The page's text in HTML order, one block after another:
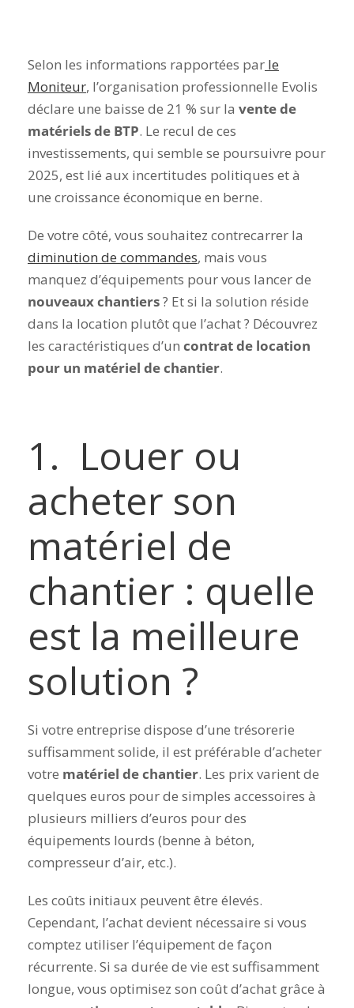
Selon les informations rapportées par le
Moniteur, l’organisation professionnelle Evolis
déclare une baisse de 21 % sur la vente de
matériels de BTP. Le recul de ces
investissements, qui semble se poursuivre pour
2025, est lié aux incertitudes politiques et à
une croissance économique en berne.
De votre côté, vous souhaitez contrecarrer la
diminution de commandes, mais vous
manquez d’équipements pour vous lancer de
nouveaux chantiers? Et si la solution réside
dans la location plutôt que l’achat ? Découvrez
les caractéristiques d’un contrat de location
pour un matériel de chantier.
1. Louer ou
acheter son
matériel de
chantier : quelle
est la meilleure
solution ?
Si votre entreprise dispose d’une trésorerie
suffisamment solide, il est préférable d’acheter
votre matériel de chantier. Les prix varient de
quelques euros pour de simples accessoires à
plusieurs milliers d’euros pour des
équipements lourds (benne à béton,
compresseur d’air, etc.).
Les coûts initiaux peuvent être élevés.
Cependant, l’achat devient nécessaire si vous
comptez utiliser l’équipement de façon
récurrente. Si sa durée de vie est suffisamment
longue, vous optimisez son coût d’achat grâce à